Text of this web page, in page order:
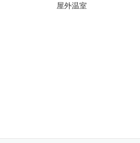
屋外温室